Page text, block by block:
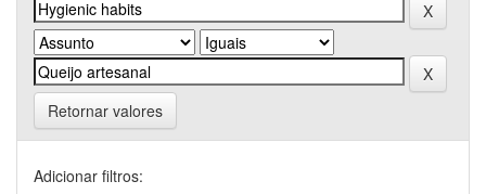
Retornar valores
Adicionar filtros: